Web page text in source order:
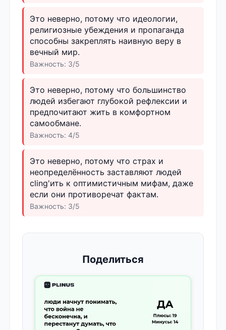
Это неверно, потому что идеологии,
религиозные убеждения и пропаганда
способны закреплять наивную веру в
вечный мир.
Важность: 3/5
Это неверно, потому что большинство
людей избегают глубокой рефлексии и
предпочитают жить в комфортном
самообмане.
Важность: 4/5
Это неверно, потому что страх и
неопределённость заставляют людей
cling'ить к оптимистичным мифам, даже
если они противоречат фактам.
Важность: 3/5
Поделиться